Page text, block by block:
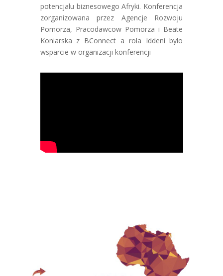
potencjalu biznesowego Afryki. Konferencja
zorganizowana przez Agencje Rozwoju
Pomorza, Pracodawcow Pomorza i Beate
Koniarska z BConnect a rola Iddeni bylo
wsparcie w organizacji konferencji